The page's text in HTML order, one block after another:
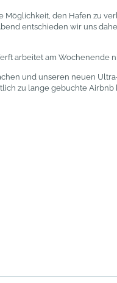
den Hafen zu
entschieden wir uns
arbeitet am
und unseren neuen
zu lange gebuchte